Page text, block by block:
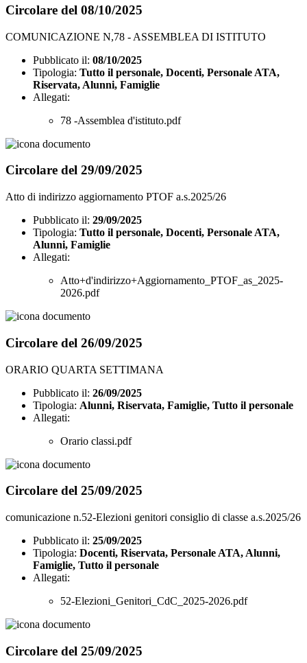
Circolare del 08/10/2025
COMUNICAZIONE N,78 - ASSEMBLEA DI ISTITUTO
Pubblicato il: 08/10/2025
Tipologia: Tutto il personale, Docenti, Personale ATA,
Riservata, Alunni, Famiglie
Allegati:
78 -Assemblea d'istituto.pdf
Circolare del 29/09/2025
Atto di indirizzo aggiornamento PTOF a.s.2025/26
Pubblicato il: 29/09/2025
Tipologia: Tutto il personale, Docenti, Personale ATA,
Alunni, Famiglie
Allegati:
Atto+d'indirizzo+Aggiornamento_PTOF_as_2025-
2026.pdf
Circolare del 26/09/2025
ORARIO QUARTA SETTIMANA
Pubblicato il: 26/09/2025
Tipologia: Alunni, Riservata, Famiglie, Tutto il personale
Allegati:
Orario classi.pdf
Circolare del 25/09/2025
comunicazione n.52-Elezioni genitori consiglio di classe a.s.2025/26
Pubblicato il: 25/09/2025
Tipologia: Docenti, Riservata, Personale ATA, Alunni,
Famiglie, Tutto il personale
Allegati:
52-Elezioni_Genitori_CdC_2025-2026.pdf
Circolare del 25/09/2025